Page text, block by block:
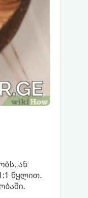
ან
წყლით.